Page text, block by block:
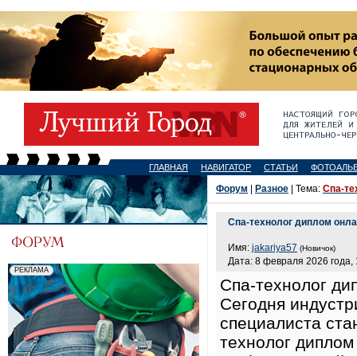
ГЛАВНАЯ НАВИГАТОР СТАТЬИ
Форум Разное | Тема: Спа-
Спа-технолог диплом
Имя: jakariya57 (Новичок)
Дата: 8 февраля 2026 года,
Спа-технолог
Сегодня
специалиста
технолог